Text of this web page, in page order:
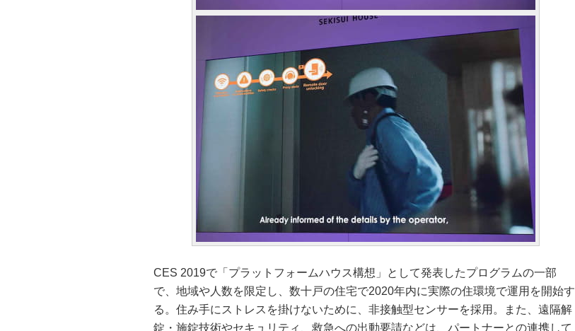
CES 2019で「プラットフォームハウス構想」として発表したプログラムの一部
で、地域や人数を限定し、数十戸の住宅で2020年内に実際の住環境で運用を開始す
る。住み手にストレスを掛けないために、非接触型センサーを採用。また、遠隔解
錠・施錠技術やセキュリティ、救急への出動要請などは、パートナーとの連携して